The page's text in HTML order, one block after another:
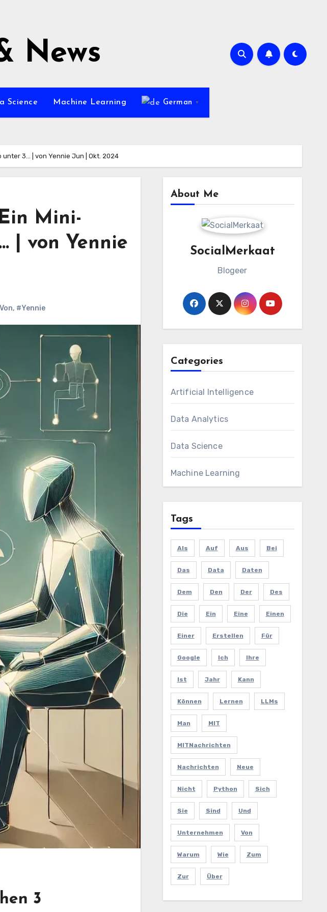
News
Science Machine Learning German ▼
unter 3… | von Yennie Jun | Okt. 2024
Mini-
| von Yennie
, #Yennie
3
About Me
SocialMerkaat
Blogeer
Categories
Artificial Intelligence
Data Analytics
Data Science
Machine Learning
Tags
Als Auf Aus Bei
Das Data Daten
Dem Den Der Des
Die Ein Eine Einen
Einer Erstellen Für
Google Ich Ihre
Ist Jahr Kann
Können Lernen LLMs
Man MIT
MITNachrichten
Nachrichten Neue
Nicht Python Sich
Sie Sind Und
Unternehmen Von
Warum Wie Zum
Zur Über